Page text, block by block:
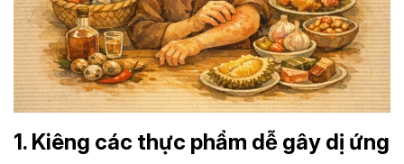
1. Kiêng các thực phẩm dễ gây dị ứng